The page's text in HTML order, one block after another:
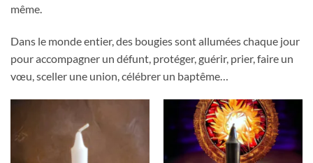
même.
Dans le monde entier, des bougies sont allumées chaque jour
pour accompagner un défunt, protéger, guérir, prier, faire un
vœu, sceller une union, célébrer un baptême…